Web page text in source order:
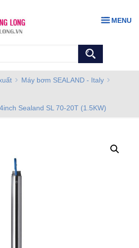
MENU
Máy bơm SEALAND - Italy
Sealand SL 70-20T (1.5KW)